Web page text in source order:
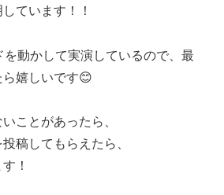
ています！！
動かして実演しているので、最
嬉しいです😊
ことがあったら、
稿してもらえたら、
！